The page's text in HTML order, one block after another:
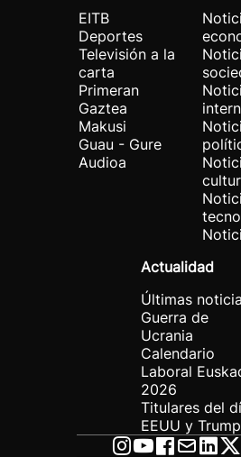
EITB
Deportes
Televisión a la
carta
Primeran
Gaztea
Makusi
Guau - Gure
Audioa
Actualidad
Últimas
Guerra de
Ucrania
Calendario
Laboral
2026
Titulares del
EEUU y Trump